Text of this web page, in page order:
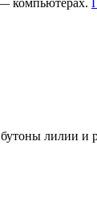
компьютерах.
лилии и